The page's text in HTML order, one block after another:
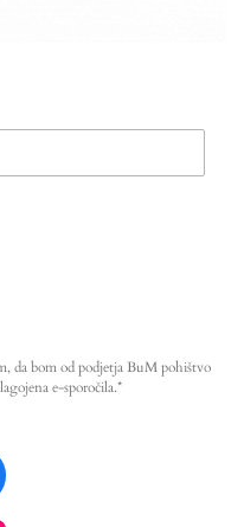
da bom od podjetja BuM pohištvo
e-sporočila.*